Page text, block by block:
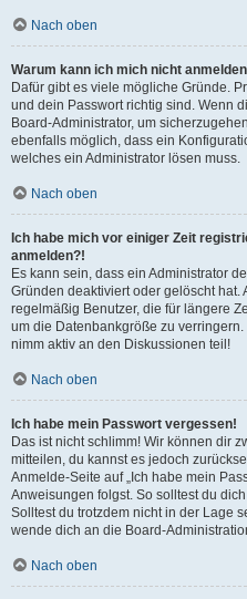
Nach oben
Warum kann ich mich nicht
Dafür gibt es viele mögliche Gründe.
und dein Passwort richtig sind. Wenn
Board-Administrator, um
ebenfalls möglich, dass ein
welches ein Administrator lösen muss.
Nach oben
Ich habe mich vor einiger Zeit
anmelden?!
Es kann sein, dass ein Administrator
Gründen deaktiviert oder gelöscht
regelmäßig Benutzer, die für längere
um die Datenbankgröße zu
nimm aktiv an den Diskussionen teil!
Nach oben
Ich habe mein Passwort vergessen!
Das ist nicht schlimm! Wir können dir
mitteilen, du kannst es jedoch
Anmelde-Seite auf „Ich habe mein
Anweisungen folgst. So solltest du
Solltest du trotzdem nicht in der Lage
wende dich an die Board-
Nach oben